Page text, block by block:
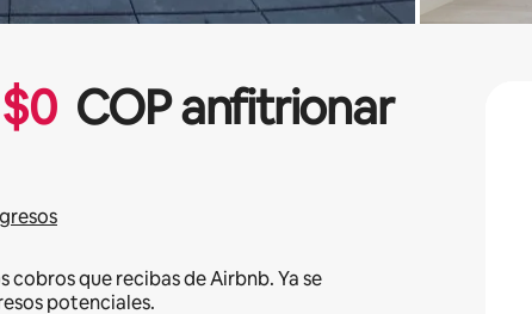
$0 COPanfitrionar
cobros que recibas de Airbnb. Ya se
potenciales.